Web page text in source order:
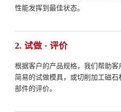
性能发挥到最佳状态。
2. 试做 · 评价
根据客户的产品规格，我们帮助
简易的试做模具，或切削加工磁
部件的评价。